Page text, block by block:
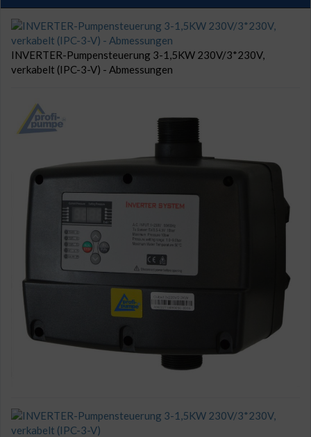
INVERTER-Pumpensteuerung 3-1,5KW 230V/3*230V,
verkabelt (IPC-3-V) - Abmessungen